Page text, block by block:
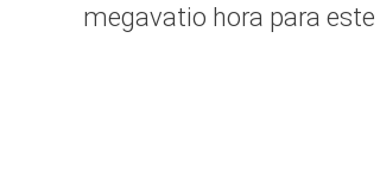
megavatio hora para